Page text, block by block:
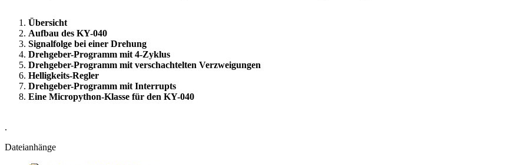
Übersicht
Aufbau des KY-040
Signalfolge bei einer Drehung
Drehgeber-Programm mit 4-Zyklus
Drehgeber-Programm mit verschachtelten Verzweigungen
Helligkeits-Regler
Drehgeber-Programm mit Interrupts
Eine Micropython-Klasse für den KY-040
.
Dateianhänge